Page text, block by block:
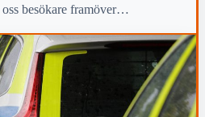
besökare framöver…